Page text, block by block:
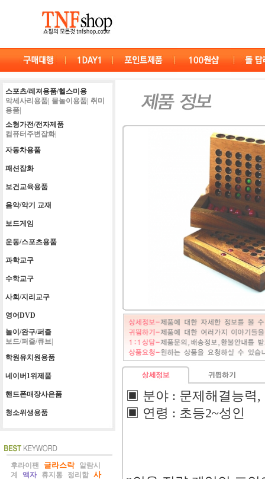
스포츠/레져용품/헬스미용
악세사리용품| 물놀이용품| 취미
용품|
소형가전/전자제품
컴퓨터주변잡화|
자동차용품
패션잡화
보건교육용품
음악/악기 교재
보드게임
운동/스포츠용품
과학교구
수학교구
사회/지리교구
영어DVD
놀이/완구/퍼즐
보드/퍼즐/큐브|
학원유치원용품
네이버1위제품
핸드폰매장사은품
청소위생용품
후라이팬 글라스락
알람시
계
액자 휴지통 정리함
사
▣ 분야 : 문제해결능력,
▣ 연령 : 초등2~성인